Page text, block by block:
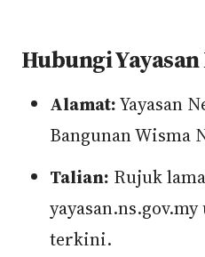
Hubungi
Alamat:Yayasan
Bangunan Wisma
Talian: Rujuk
terkini.